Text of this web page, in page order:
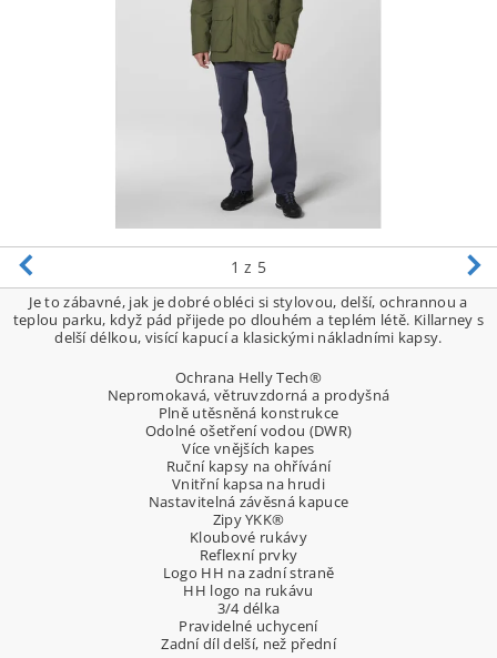
1 z 5
Je to zábavné, jak je dobré obléci si stylovou, delší, ochrannou a
teplou parku, když pád přijede po dlouhém a teplém létě. Killarney s
delší délkou, visící kapucí a klasickými nákladními kapsy.
Ochrana Helly Tech®
Nepromokavá, větruvzdorná a prodyšná
Plně utěsněná konstrukce
Odolné ošetření vodou (DWR)
Více vnějších kapes
Ruční kapsy na ohřívání
Vnitřní kapsa na hrudi
Nastavitelná závěsná kapuce
Zipy YKK®
Kloubové rukávy
Reflexní prvky
Logo HH na zadní straně
HH logo na rukávu
3/4 délka
Pravidelné uchycení
Zadní díl delší, než přední